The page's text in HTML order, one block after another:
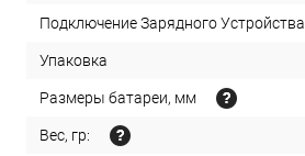
Подключение Зарядного Устройства
Упаковка
Размеры батареи, мм
Вес, гр: